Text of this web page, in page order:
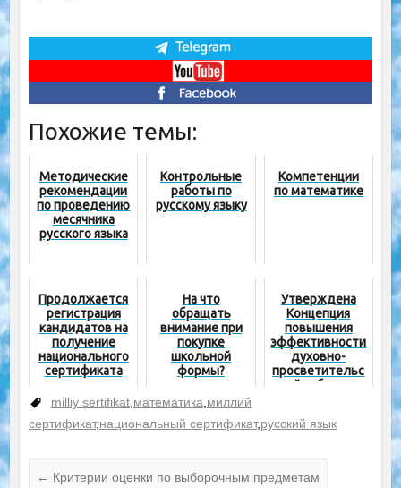
Похожие темы:
Методические
рекомендации
по проведению
месячника
русского языка
Контрольные
работы по
русскому языку
Компетенции
по математике
Продолжается
регистрация
кандидатов на
получение
национального
сертификата
На что
обращать
внимание при
покупке
школьной
формы?
Утверждена
Концепция
повышения
эффективности
духовно-
просветительс
кой работы в
milliy sertifikat,математика,миллий
сертификат,национальный сертификат,русский язык
← Критерии оценки по выборочным предметам